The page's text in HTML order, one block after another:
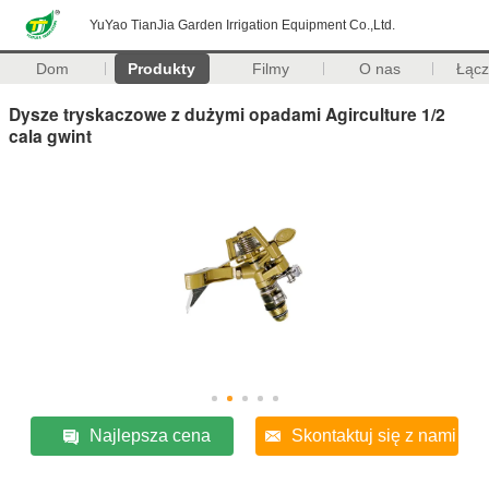
YuYao TianJia Garden Irrigation Equipment Co.,Ltd.
Dom Produkty Filmy O nas
Dysze tryskaczowe z dużymi opadami Agirculture 1/2
cala gwint
Najlepsza cena Skontaktuj się z nami